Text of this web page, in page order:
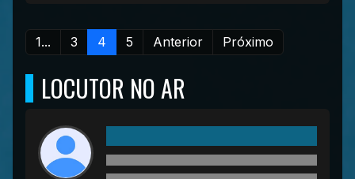
1... 3 4 5 Anterior Próximo
LOCUTOR NO AR